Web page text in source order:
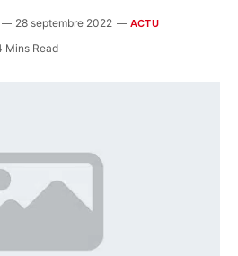
28 septembre 2022 ACTU
Mins Read